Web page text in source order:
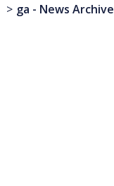
ga - News Archive